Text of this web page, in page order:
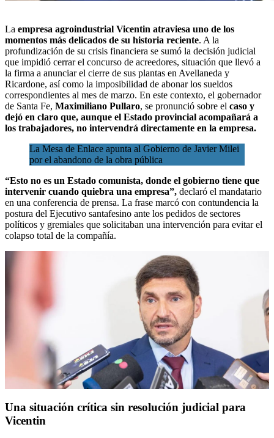
La empresa agroindustrial Vicentin atraviesa uno de los
momentos más delicados de su historia reciente. A la
profundización de su crisis financiera se sumó la decisión judicial
que impidió cerrar el concurso de acreedores, situación que llevó a
la firma a anunciar el cierre de sus plantas en Avellaneda y
Ricardone, así como la imposibilidad de abonar los sueldos
correspondientes al mes de marzo. En este contexto, el gobernador
de Santa Fe, Maximiliano Pullaro, se pronunció sobre el caso y
dejó en claro que, aunque el Estado provincial acompañará a
los trabajadores, no intervendrá directamente en la empresa.
La Mesa de Enlace apunta al Gobierno de Javier Milei
por el abandono de la obra pública
“Esto no es un Estado comunista, donde el gobierno tiene que
intervenir cuando quiebra una empresa”, declaró el mandatario
en una conferencia de prensa. La frase marcó con contundencia la
postura del Ejecutivo santafesino ante los pedidos de sectores
políticos y gremiales que solicitaban una intervención para evitar el
colapso total de la compañía.
Una situación crítica sin resolución judicial para
Vicentin